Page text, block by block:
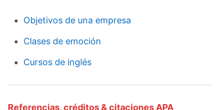
Objetivos de una empresa
Clases de emoción
Cursos de inglés
Referencias, créditos & citaciones APA